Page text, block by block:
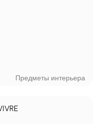
Предметы интерьера